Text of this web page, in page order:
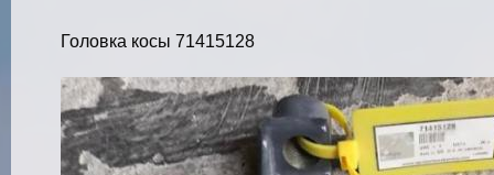
Головка косы 71415128